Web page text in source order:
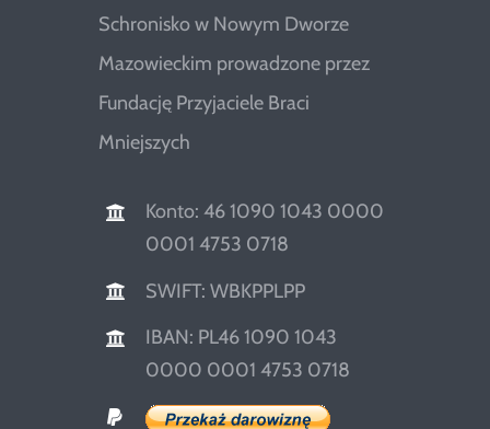
Schronisko w Nowym Dworze
Mazowieckim prowadzone przez
Fundację Przyjaciele Braci
Mniejszych
Konto: 46 1090 1043 0000
0001 4753 0718
SWIFT: WBKPPLPP
IBAN: PL46 1090 1043
0000 0001 4753 0718